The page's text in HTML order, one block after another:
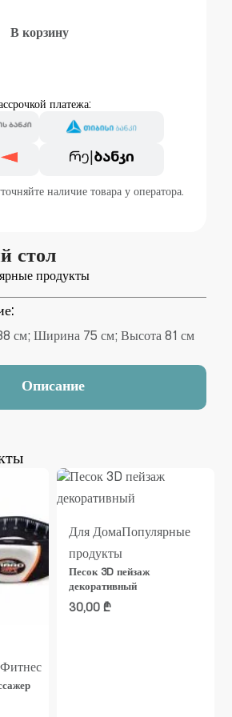
В корзину
платежа:
наличие товара у оператора.
стол
продукты
см; Ширина 75 см; Высота 81 см
Описание
Фитнес
Для ДомаПопулярные
продукты
Песок 3D пейзаж
декоративный
30,00₾